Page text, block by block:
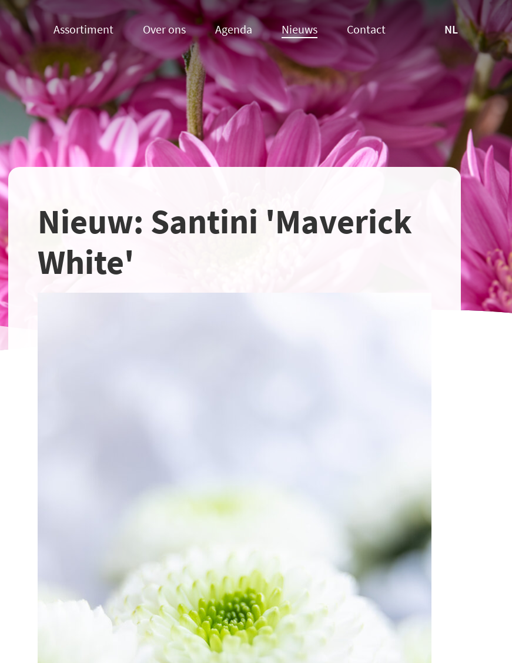
Assortiment Over ons Agenda Nieuws Contact NL
Nieuw: Santini 'Maverick
White'